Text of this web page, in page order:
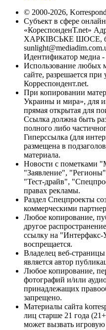
© 2000-2026,
Субъект в сфере
«КореспонденТ.net»
ХАРКІВСЬКЕ ШОСЕ,
Идентификатор медиа -
Использование любых
сайте, разрешается
Корреспондент.net.
При копировании
Украины и мира», для
прямая открытая для
Ссылка должна быть
полного либо
Гиперссылка (для
размещена в
материала.
Новости с пометками
"Заявление",
"Тест-драйв",
правах рекламы.
Раздел Спецпроекты
коммерческими
Любое копирование,
другое
ссылку на "Интерфакс-
воспрещается.
Владелец веб-
является автор
Любое копирование,
фотографий и/или
принадлежащих
запрещено.
Материалы сайта
лиц старше 21 года
может вызвать